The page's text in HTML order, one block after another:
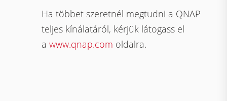
Ha többet szeretnél megtudni a QNAP
teljes kínálatáról, kérjük látogass el
awww.qnap.com oldalra.